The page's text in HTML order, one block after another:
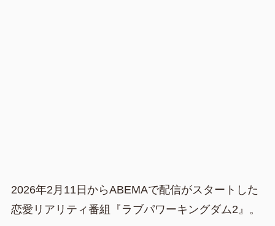
2026年2月11日からABEMAで配信がスタートした
恋愛リアリティ番組『ラブパワーキングダム2』。